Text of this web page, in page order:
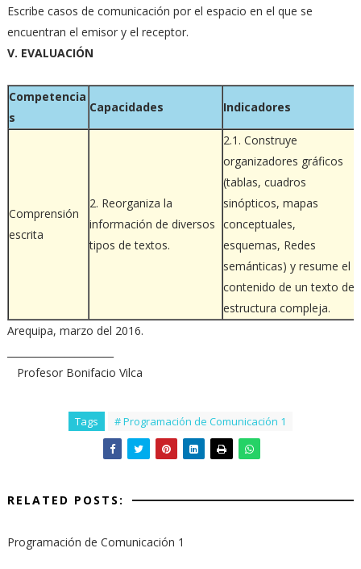
Escribe casos de comunicación por el espacio en el que se
encuentran el emisor y el receptor.
V. EVALUACIÓN
Competencia
s
Capacidades Indicadores
Comprensión
escrita
2. Reorganiza la
información de diversos
tipos de textos.
2.1. Construye
organizadores gráficos
(tablas, cuadros
sinópticos, mapas
conceptuales,
esquemas, Redes
semánticas) y resume el
contenido de un texto de
estructura compleja.
Arequipa, marzo del 2016.
Profesor Bonifacio Vilca
Tags # Programación de Comunicación 1
RELATED POSTS:
Programación de Comunicación 1